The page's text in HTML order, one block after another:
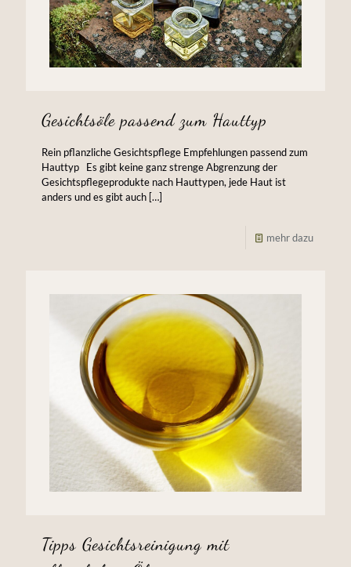
Gesichtsöle passend zum Hauttyp
Rein pflanzliche Gesichtspflege Empfehlungen passend zum
Hauttyp Es gibt keine ganz strenge Abgrenzung der
Gesichtspflegeprodukte nach Hauttypen, jede Haut ist
anders und es gibt auch […]
mehr dazu
Tipps Gesichtsreinigung mit